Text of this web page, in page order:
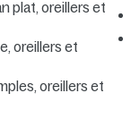
plat, oreillers et
oreillers et
oreillers et